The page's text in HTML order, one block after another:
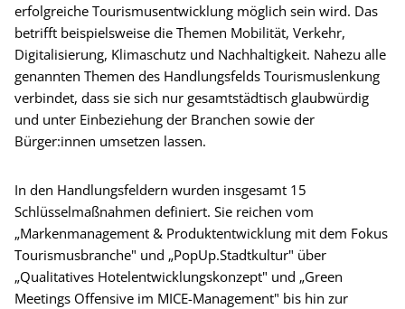
erfolgreiche Tourismusentwicklung möglich sein wird. Das
betrifft beispielsweise die Themen Mobilität, Verkehr,
Digitalisierung, Klimaschutz und Nachhaltigkeit. Nahezu alle
genannten Themen des Handlungsfelds Tourismuslenkung
verbindet, dass sie sich nur gesamtstädtisch glaubwürdig
und unter Einbeziehung der Branchen sowie der
Bürger:innen umsetzen lassen.
In den Handlungsfeldern wurden insgesamt 15
Schlüsselmaßnahmen definiert. Sie reichen vom
„Markenmanagement & Produktentwicklung mit dem Fokus
Tourismusbranche" und „PopUp.Stadtkultur" über
„Qualitatives Hotelentwicklungskonzept" und „Green
Meetings Offensive im MICE-Management" bis hin zur